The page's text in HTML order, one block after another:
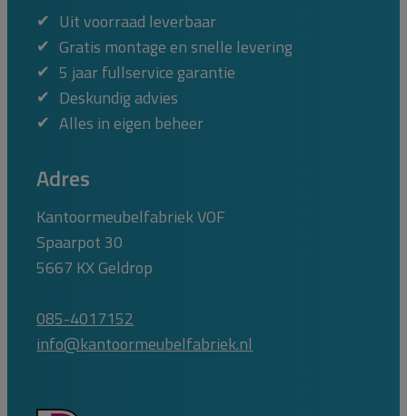
Uit voorraad leverbaar
Gratis montage en snelle levering
5 jaar fullservice garantie
Deskundig advies
Alles in eigen beheer
Adres
Kantoormeubelfabriek VOF
Spaarpot 30
5667 KX Geldrop
085-4017152
info@kantoormeubelfabriek.nl